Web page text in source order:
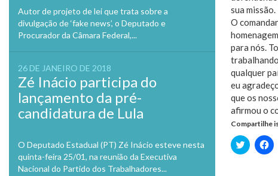
Autor de projeto de lei que trata sobre a
divulgação de ‘fake news’, o Deputado e
Procurador da Câmara Federal,...
26 DE JANEIRO DE 2018
Zé Inácio participa do
lançamento da pré-
candidatura de Lula
O Deputado Estadual (PT) Zé Inácio esteve nesta
quinta-feira 25/01, na reunião da Executiva
Nacional do Partido dos Trabalhadores...
sua
O
para nós.
qualquer
eu
que os
afirmou o
Compartilhe
Clique
para